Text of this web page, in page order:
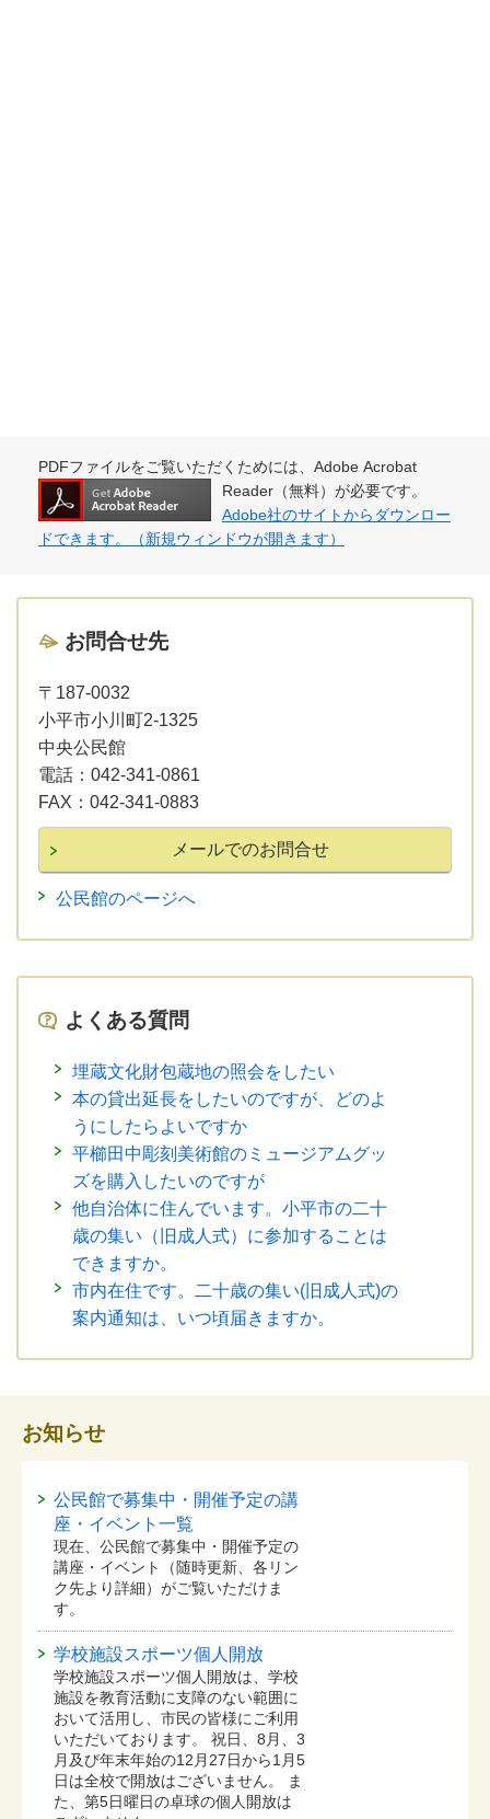
PDFファイルをご覧いただくためには、Adobe Acrobat
Reader（無料）が必要です。
Adobe社のサイトからダウンロー
ドできます。（新規ウィンドウが開きます）
お問合せ先
〒187-0032
小平市小川町2-1325
中央公民館
電話： 042-341-0861
FAX： 042-341-0883
公民館のページへ
よくある質問
埋蔵文化財包蔵地の照会をしたい
本の貸出延長をしたいのですが、どのよ
うにしたらよいですか
平櫛田中彫刻美術館のミュージアムグッ
ズを購入したいのですが
他自治体に住んでいます。小平市の二十
歳の集い（旧成人式）に参加することは
できますか。
市内在住です。二十歳の集い(旧成人式)の
案内通知は、いつ頃届きますか。
お知らせ
公民館で募集中・開催予定の講
座・イベント一覧
現在、公民館で募集中・開催予定の
講座・イベント（随時更新、各リン
ク先より詳細）がご覧いただけま
す。
学校施設スポーツ個人開放
学校施設スポーツ個人開放は、学校
施設を教育活動に支障のない範囲に
おいて活用し、市民の皆様にご利用
いただいております。 祝日、8月、3
月及び年末年始の12月27日から1月5
日は全校で開放はございません。 ま
た、第5日曜日の卓球の個人開放は